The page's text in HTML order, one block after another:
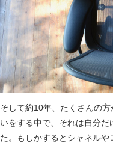
そして約10年、たくさんの
いをする中で、それは自分
た。もしかするとシャネル